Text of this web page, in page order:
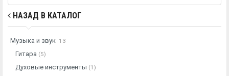
НАЗАД В КАТАЛОГ
Музыка и звук 13
Гитара (5)
Духовые инструменты (1)